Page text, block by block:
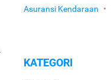
Asuransi Kendaraan •
KATEGORI